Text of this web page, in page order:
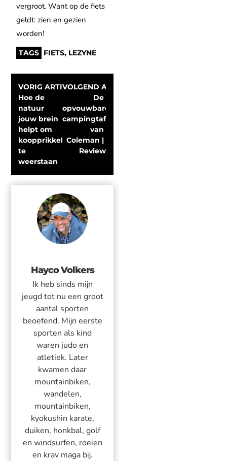
vergroot. Want op de fiets
geldt: zien en gezien
worden!
TAGS FIETS, LEZYNE
VORIG ARTIKEL
Hoe de
natuur
jouw brein
helpt om
koopprikkels
te
weerstaan
VOLGEND ARTIKEL
De
opvouwbare
campingtafel
van
Coleman |
Review
Hayco Volkers
Ik heb sinds mijn
jeugd tot nu een groot
aantal sporten
beoefend. Mijn eerste
sporten als kind
waren judo en
atletiek. Later
kwamen daar
mountainbiken,
wandelen,
mountainbiken,
kyokushin karate,
duiken, honkbal, golf
en windsurfen, roeien
en krav maga bij.